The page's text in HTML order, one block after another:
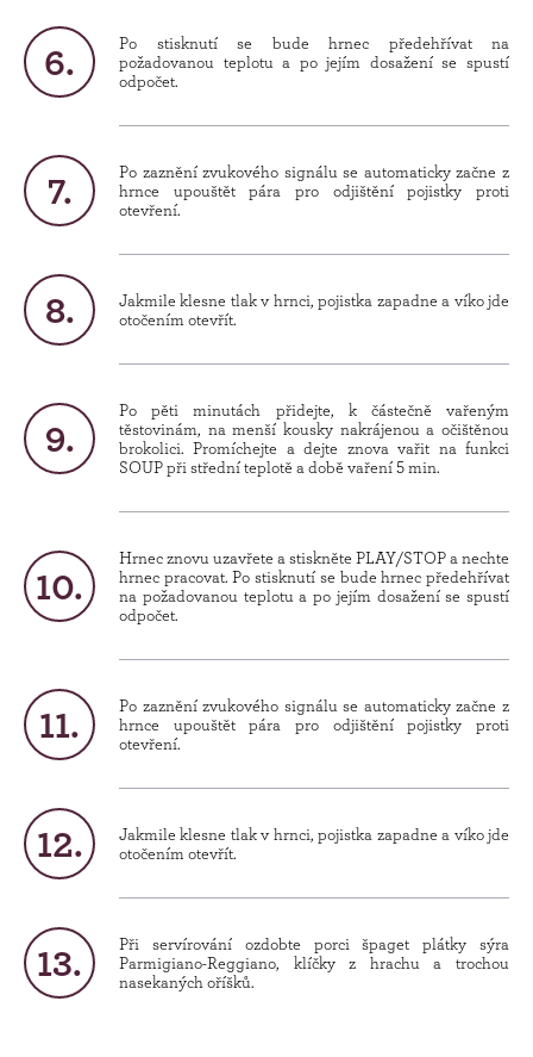
Po stisknutí se bude hrnec předehřívat na
požadovanou teplotu a po jejím dosažení se spustí
odpočet.
Po zaznění zvukového signálu se automaticky začne z
hrnce upouštět pára pro odjištění pojistky proti
otevření.
Jakmile klesne tlak v hrnci, pojistka zapadne a víko jde
otočením otevřít.
Po pěti minutách přidejte, k částečně vařeným
těstovinám, na menší kousky nakrájenou a očištěnou
brokolici. Promíchejte a dejte znova vařit na funkci
SOUP při střední teplotě a době vaření 5 min.
Hrnec znovu uzavřete a stiskněte PLAY/STOP a nechte
hrnec pracovat. Po stisknutí se bude hrnec předehřívat
na požadovanou teplotu a po jejím dosažení se spustí
odpočet.
Po zaznění zvukového signálu se automaticky začne z
hrnce upouštět pára pro odjištění pojistky proti
otevření.
Jakmile klesne tlak v hrnci, pojistka zapadne a víko jde
otočením otevřít.
Při servírování ozdobte porci špaget plátky sýra
Parmigiano-Reggiano, klíčky z hrachu a trochou
nasekaných oříšků.